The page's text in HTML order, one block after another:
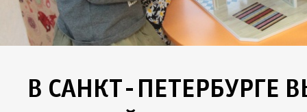
В САНКТ-ПЕТЕРБУРГЕ